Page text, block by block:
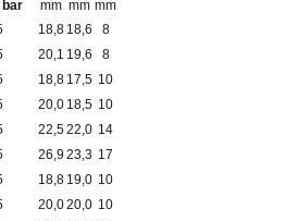
mm mm mm
18,8 18,6
8
20,1 19,6
8
18,8 17,5 10
20,0 18,5 10
22,522,0 14
26,9 23,3 17
18,8 19,0 10
20,020,0 10